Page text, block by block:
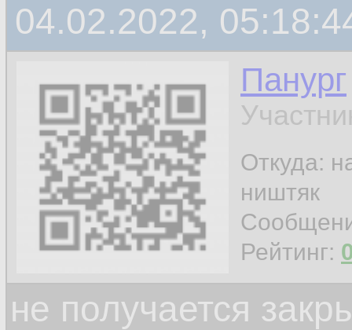
04.02.2022,
Панург
Откуда:
ништяк
Рейтинг:
не получается